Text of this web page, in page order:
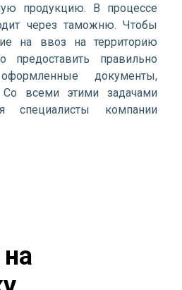
продукцию. В процессе
через таможню. Чтобы
на ввоз на территорию
предоставить правильно
документы,
Со всеми этими задачами
специалисты компании